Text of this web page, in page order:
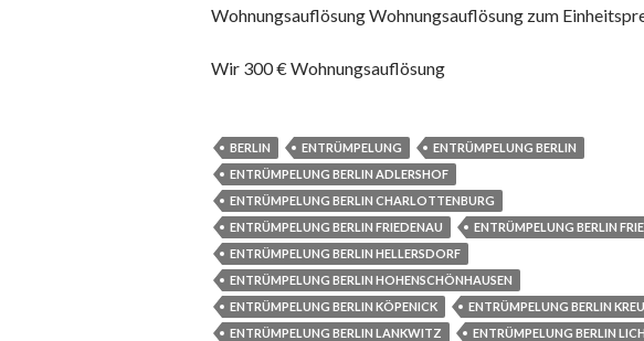
Wohnungsauflösung Wohnungsauflösung zum
Wir 300 € Wohnungsauflösung
BERLIN ENTRÜMPELUNG
ENTRÜMPELUNG BERLIN
ENTRÜMPELUNG BERLIN ADLERSHOF
ENTRÜMPELUNG BERLIN CHARLOTTENBURG
ENTRÜMPELUNG BERLIN FRIEDENAU
ENTRÜMPELUNG BERLIN
ENTRÜMPELUNG BERLIN HELLERSDORF
ENTRÜMPELUNG BERLIN HOHENSCHÖNHAUSEN
ENTRÜMPELUNG BERLIN KÖPENICK
ENTRÜMPELUNG BERLIN
ENTRÜMPELUNG BERLIN LANKWITZ
ENTRÜMPELUNG BERLIN